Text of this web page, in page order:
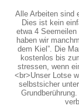
Alle Arbeiten sind
Dies ist kein
etwa 4
haben wir
dem Kiel”. Die
kostenlos bis
stressen, wenn
<br>Unser Lotse
selbstsicher